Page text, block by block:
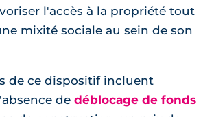
l'accès à la propriété tout
mixité sociale au sein de son
de ce dispositif incluent
de déblocage de fonds